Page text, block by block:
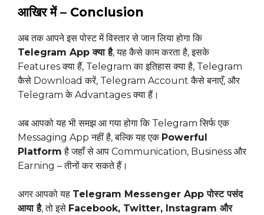
आखिर में – Conclusion
अब तक आपने इस पोस्ट में विस्तार से जान लिया होगा कि
Telegram App क्या है, यह कैसे काम करता है, इसके
Features क्या हैं, Telegram का इतिहास क्या है, Telegram
कैसे Download करें, Telegram Account कैसे बनाएँ, और
Telegram के Advantages क्या हैं।
अब आपको यह भी समझ आ गया होगा कि Telegram सिर्फ एक
Messaging App नहीं है, बल्कि यह एक Powerful
Platform है जहाँ से आप Communication, Business और
Earning – तीनों कर सकते हैं।
अगर आपको यह Telegram Messenger App पोस्ट पसंद
आया है, तो इसे Facebook, Twitter, Instagram और